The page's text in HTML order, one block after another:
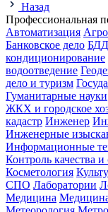
Назад
Профессиональная
Автоматизация
Банковское дело БДД
кондиционирование
водоотведение
дело и туризм
Гуманитарные науки
ЖКХ и городское
кадастр Инженер
Инженерные
Информационные
Контроль качества и
Косметология
СПО Лаборатории
Медицина